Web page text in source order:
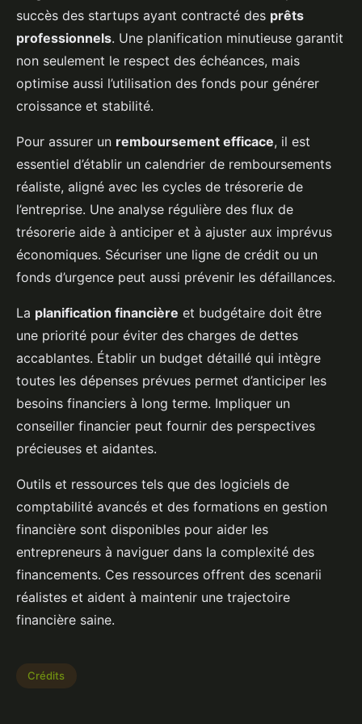
succès des startups ayant contracté des prêts
professionnels. Une planification minutieuse garantit
non seulement le respect des échéances, mais
optimise aussi l’utilisation des fonds pour générer
croissance et stabilité.
Pour assurer un remboursement efficace, il est
essentiel d’établir un calendrier de remboursements
réaliste, aligné avec les cycles de trésorerie de
l’entreprise. Une analyse régulière des flux de
trésorerie aide à anticiper et à ajuster aux imprévus
économiques. Sécuriser une ligne de crédit ou un
fonds d’urgence peut aussi prévenir les défaillances.
La planification financière et budgétaire doit être
une priorité pour éviter des charges de dettes
accablantes. Établir un budget détaillé qui intègre
toutes les dépenses prévues permet d’anticiper les
besoins financiers à long terme. Impliquer un
conseiller financier peut fournir des perspectives
précieuses et aidantes.
Outils et ressources tels que des logiciels de
comptabilité avancés et des formations en gestion
financière sont disponibles pour aider les
entrepreneurs à naviguer dans la complexité des
financements. Ces ressources offrent des scenarii
réalistes et aident à maintenir une trajectoire
financière saine.
Crédits